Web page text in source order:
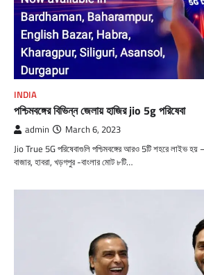
INDIA
পশ্চিমবঙ্গের বিভিন্ন জেলায় হাজির jio 5g পরিষেবা
admin March 6, 2023
Jio True 5G পরিষেবাগুলি পশ্চিমবঙ্গের আরও 5টি শহরে লাইভ হয় –
বাজার, হাবরা, খড়গপুর -বাংলার মোট ৮টি…